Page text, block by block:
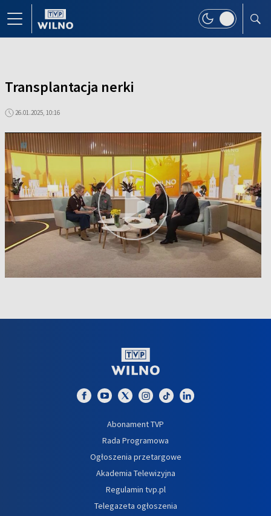
Transplantacja nerki
26.01.2025, 10:16
Abonament TVP
Rada Programowa
Ogłoszenia przetargowe
Akademia Telewizyjna
Regulamin tvp.pl
Telegazeta ogłoszenia